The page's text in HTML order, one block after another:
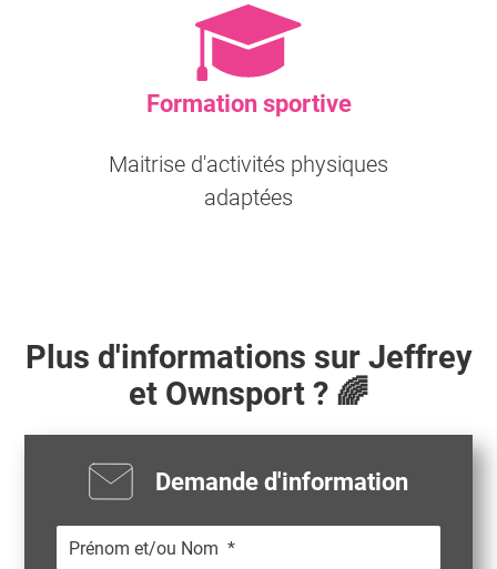
Formation sportive
Maitrise d'activités physiques
adaptées
Plus d'informations sur Jeffrey
et Ownsport ? 🌈
Demande d'information